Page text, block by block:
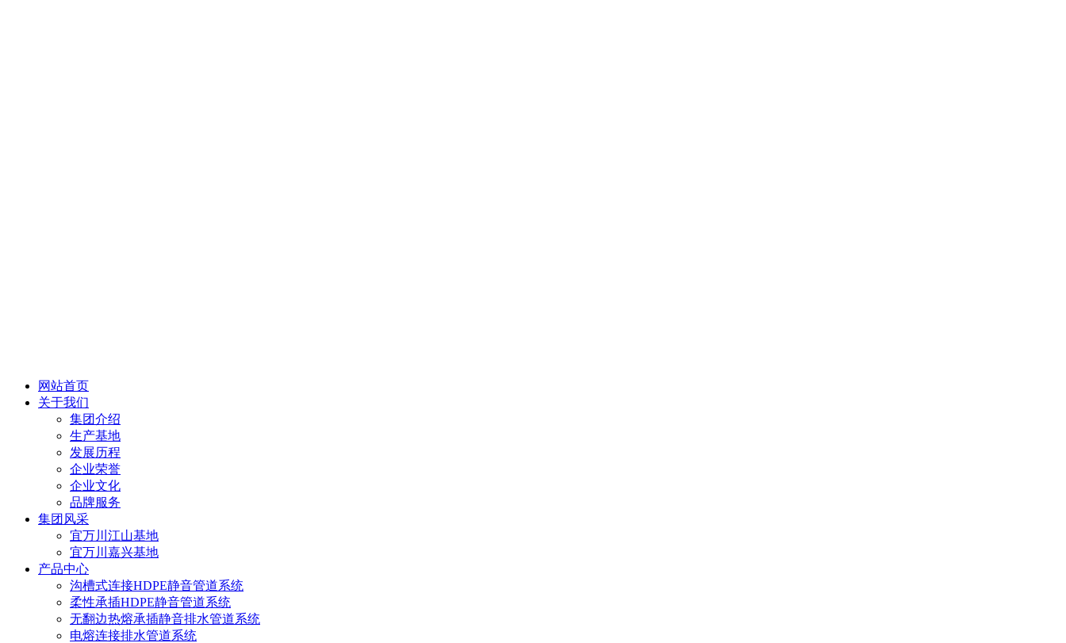
网站首页
关于我们
集团介绍
生产基地
发展历程
企业荣誉
企业文化
品牌服务
集团风采
宜万川江山基地
宜万川嘉兴基地
产品中心
沟槽式连接HDPE静音管道系统
柔性承插HDPE静音管道系统
无翻边热熔承插静音排水管道系统
电熔连接排水管道系统